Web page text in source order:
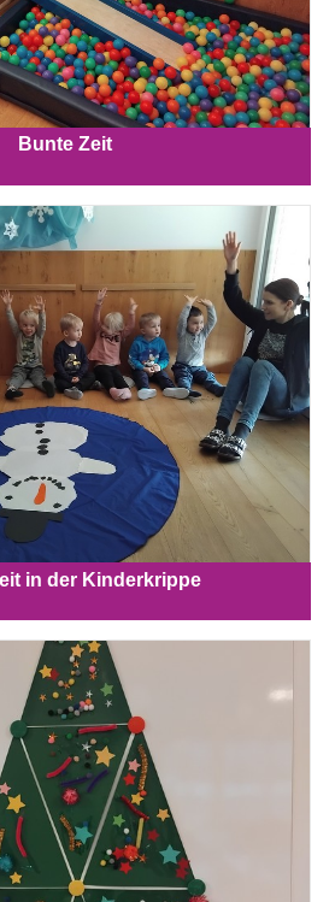
Bunte Zeit
in der Kinderkrippe